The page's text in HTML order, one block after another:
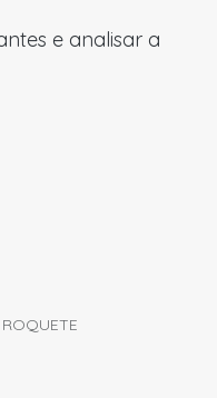
e analisar a